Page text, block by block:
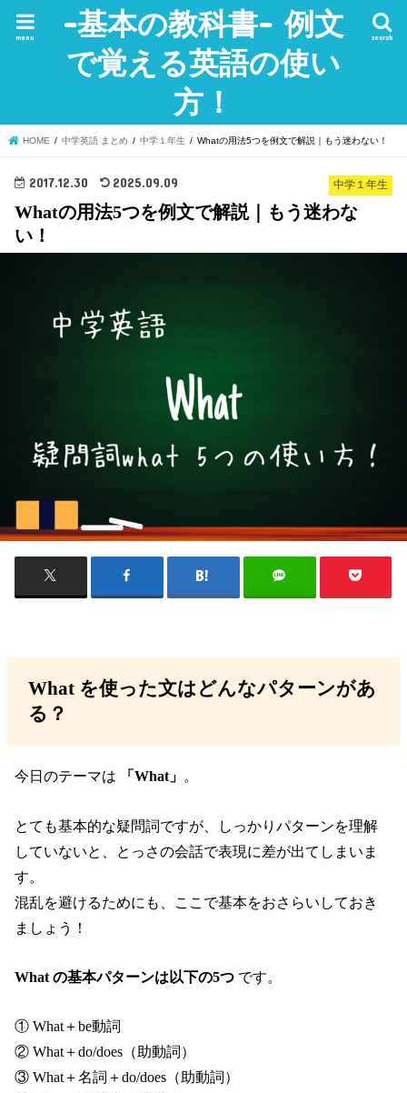
-基本の教科書- 例文
で覚える英語の使い
方！
search
menu
HOME 中学英語 まとめ 中学１年生 Whatの用法5つを例文で解説｜もう迷わない！
中学１年生
2017.12.30 2025.09.09
Whatの用法5つを例文で解説｜もう迷わな
い！
What を使った文はどんなパターンがあ
る？
今日のテーマは 「What」 。
とても基本的な疑問詞ですが、しっかりパターンを理解
していないと、とっさの会話で表現に差が出てしまいま
す。
混乱を避けるためにも、ここで基本をおさらいしておき
ましょう！
What の基本パターンは以下の5つ です。
① What＋be動詞
② What＋do/does（助動詞）
③ What＋名詞＋do/does（助動詞）